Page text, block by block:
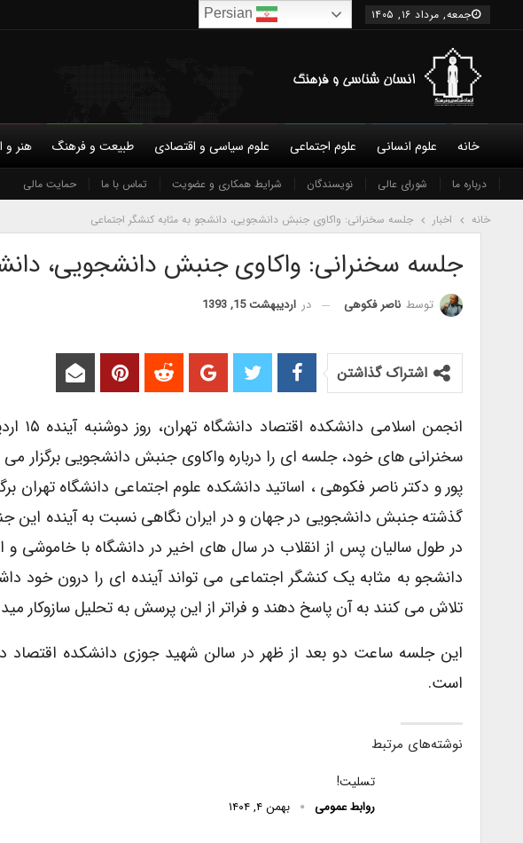
جمعه, مرداد ۱۶, ۱۴۰۵
خانه
درباره ما شورای عالی نویسندگان شرایط همکاری و عضویت تماس با ما حمایت مالی
علوم انسانی علوم اجتماعی علوم سیاسی و اقتصادی طبیعت و فرهنگ هنر و
خانه اخبار جلسه سخنرانی: واکاوی جنبش دانشجویی، دانشجو به مثابه کنشگر اجتماعی
جلسه سخنرانی: واکاوی جنبش دانشجویی،
توسط ناصر فکوهی در اردیبهشت 15, 1393
اشتراک گذاشتن
سخنرانی های خود، جلسه ای را درباره واکاوی جنبش دانشجویی برگزار
پور و دکتر ناصر فکوهی ، اساتید دانشکده علوم اجتماعی دانشگاه تهران
گذشته جنبش دانشجویی در جهان و در ایران نگاهی نسبت به آینده این
در طول سالیان پس از انقلاب در سال های اخیر در دانشگاه با خاموشی و
دانشجو به مثابه یک کنشگر اجتماعی می تواند آینده ای را درون خود
تلاش می کنند به آن پاسخ دهند و فراتر از این پرسش به تحلیل سازوکار
این جلسه ساعت دو بعد از ظهر در سالن شهید جوزی دانشکده اقتصاد
است.
نوشته‌های مرتبط
تسلیت!
روابط عمومی بهمن ۴, ۱۴۰۴